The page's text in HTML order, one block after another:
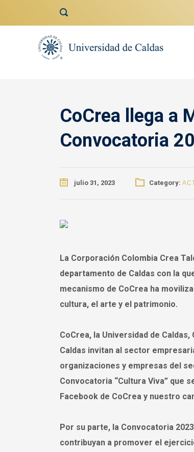
CoCrea llega a
Convocatoria
julio 31, 2023 Category:
La Corporación Colombia Crea
departamento de Caldas con la
mecanismo de CoCrea ha
cultura, el arte y el patrimonio.
CoCrea, la Universidad de
Caldas invitan al sector
organizaciones y empresas del
Convocatoria “Cultura Viva” que
Facebook de CoCrea y nuestro
Por su parte, la Convocatoria
contribuyan a promover el